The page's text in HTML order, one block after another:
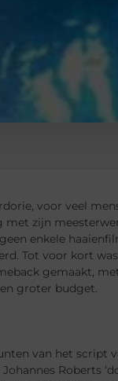
voor veel
zijn
enkele
Tot voor kort
gemaakt,
groter budget.
van het script
Roberts